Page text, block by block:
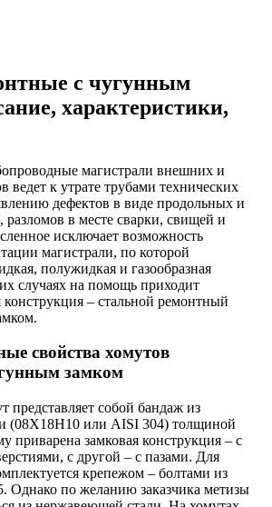
с чугунным
характеристики,
магистрали внешних и
ведет к утрате трубами технических
дефектов в виде продольных и
в месте сварки, свищей и
исключает возможность
магистрали, по которой
полужидкая и газообразная
случаях на помощь приходит
– стальной ремонтный
свойства хомутов
замком
представляет собой бандаж из
(08Х18Н10 или AISI 304) толщиной
приварена замковая конструкция – с
с другой – с пазами. Для
крепежом – болтами из
Однако по желанию заказчика метизы